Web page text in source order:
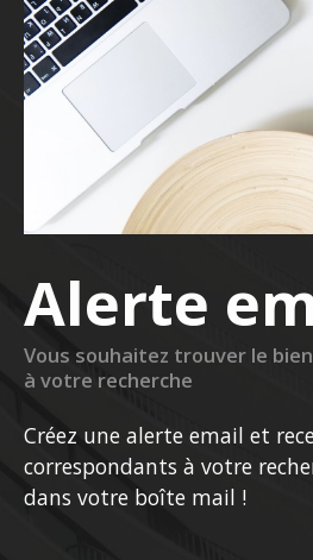
Alerte
Vous souhaitez trouver le
à votre recherche
Créez une alerte email et
correspondants à votre
dans votre boîte mail !